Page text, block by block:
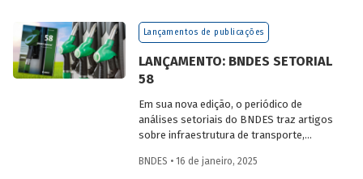
Lançamentos de publicações
LANÇAMENTO: BNDES SETORIAL
58
Em sua nova edição, o periódico de
análises setoriais do BNDES traz artigos
sobre infraestrutura de transporte,
sustentáveis, mercado de aeronaves,
BNDES • 16 de janeiro, 2025